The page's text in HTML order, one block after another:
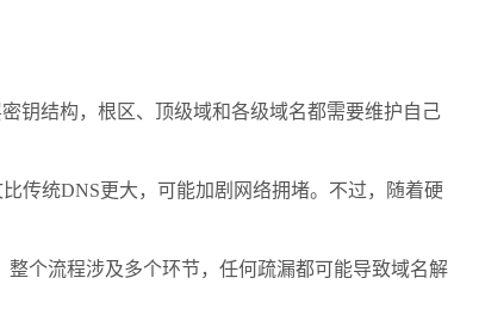
钥结构，根区、顶级域和各级域名都需要维护自己
比传统DNS更大，可能加剧网络拥堵。不过，随着硬
整个流程涉及多个环节，任何疏漏都可能导致域名解